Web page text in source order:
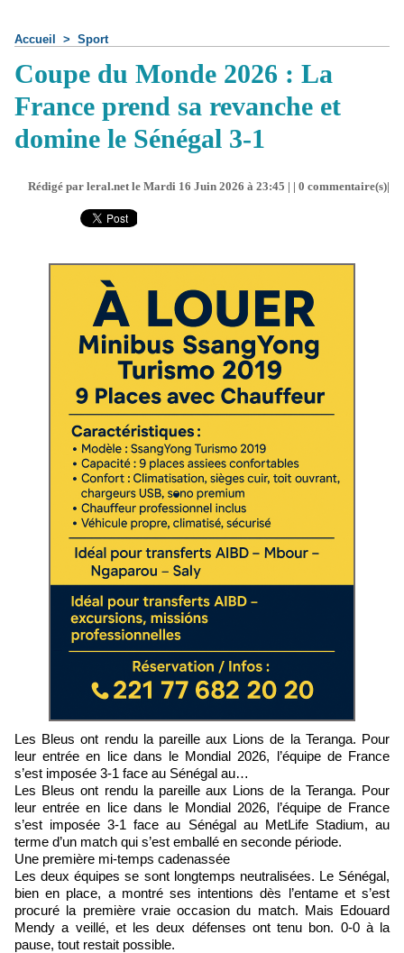
Accueil > Sport
Coupe du Monde 2026 : La
France prend sa revanche et
domine le Sénégal 3-1
Rédigé par leral.net le Mardi 16 Juin 2026 à 23:45 | | 0 commentaire(s)|
Les Bleus ont rendu la pareille aux Lions de la Teranga. Pour
leur entrée en lice dans le Mondial 2026, l’équipe de France
s’est imposée 3-1 face au Sénégal au…
Les Bleus ont rendu la pareille aux Lions de la Teranga. Pour
leur entrée en lice dans le Mondial 2026, l’équipe de France
s’est imposée 3-1 face au Sénégal au MetLife Stadium, au
terme d’un match qui s’est emballé en seconde période.
Une première mi-temps cadenassée
Les deux équipes se sont longtemps neutralisées. Le Sénégal,
bien en place, a montré ses intentions dès l’entame et s’est
procuré la première vraie occasion du match. Mais Edouard
Mendy a veillé, et les deux défenses ont tenu bon. 0-0 à la
pause, tout restait possible.